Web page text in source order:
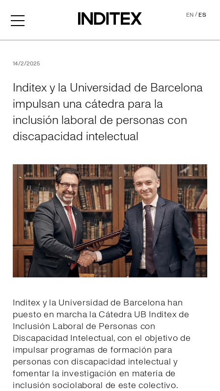
EN/ES
14/2/2025
Inditex y la Universidad de Barcelona
impulsan una cátedra para la
inclusión laboral de personas con
discapacidad intelectual
Inditex y la Universidad de Barcelona han
puesto en marcha la Cátedra UB Inditex de
Inclusión Laboral de Personas con
Discapacidad Intelectual, con el objetivo de
impulsar programas de formación para
personas con discapacidad intelectual y
fomentar la investigación en materia de
inclusión sociolaboral de este colectivo.